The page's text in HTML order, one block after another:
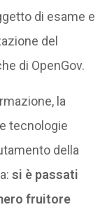
di esame e
del
di OpenGov.
la
tecnologie
della
si è passati
fruitore